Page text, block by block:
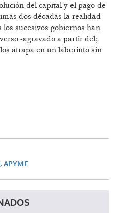
del capital y el pago de
dos décadas la realidad
sucesivos gobiernos han
-agravado a partir del;
atrapa en un laberinto sin
, APYME